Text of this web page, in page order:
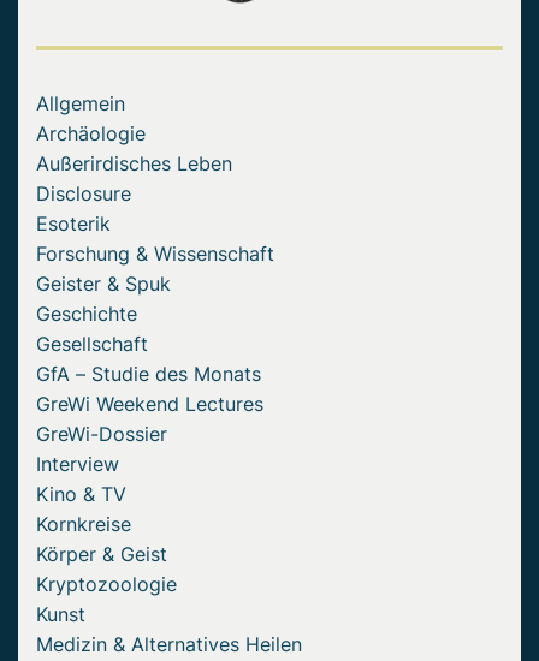
Allgemein
Archäologie
Außerirdisches Leben
Disclosure
Esoterik
Forschung & Wissenschaft
Geister & Spuk
Geschichte
Gesellschaft
GfA – Studie des Monats
GreWi Weekend Lectures
GreWi-Dossier
Interview
Kino & TV
Kornkreise
Körper & Geist
Kryptozoologie
Kunst
Medizin & Alternatives Heilen